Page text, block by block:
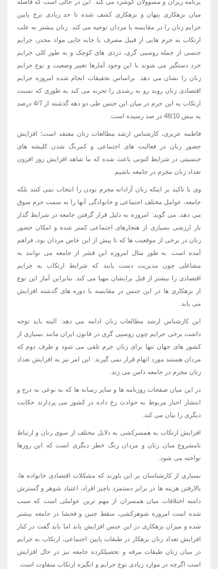
برنامه ریزان و مسوولان گوشزد می کند. این در حالی است که فاصله
میان بزهکاری پنهان و بزهکاری کشف شده تا حد زیادی نرخ پایین
جرایم زنان را در مقایسه با مردان توجیه می کند. زنان بیشتر به علت
ارتکاب به جرم هایی از قبیل مصرف یا جابه جایی مواد مخدر، جرایم
جنسی از جمله روسپی گری، دزدی های کوچک و به طور کلی جرایم
خرد دستگیر می شوند با این وجود آمارها تغییر وضعیت و نوع جرایم
زنان را نشان می دهد. براساس تحقیقات انجام شده امروزه جرایم
اقتصادی زنان روند رو به رشدی را تجربه می کند به طوری که نسبت
ارتکاب به این جرم در میان این جنس طی دو دهه گذشته از 4/7 درصد
به بیش 48/10 در صد رسیده است.
فاطمه عزیزی، کارشناس ارشد مطالعات زنان معتقد است؛ افزایش
حضور زنان در فعالیت های اجتماعی و کمرنگ شدن کلیشه های
جنسیتی در شرایط کنونی باعث شده که ما شاهد افزایش روز افزون
تعداد زنان مجرم در جامعه باشیم.
وی با تاکید بر اینکه زنان آزادانه مجرم بودن را انتخاب نمی کنند بلکه
جامعه، عوامل مختلف اجتماعی و خانوادگی آنها را به سمت جرم سوق
می دهد، می گوید: امروزه به دلیل قرار گرفتن جامعه در شرایط گذار
بار ارزشی بسیاری از هنجارهای اجتماعی کمتر شده و امکان حضور
زنان در برخی از موقعیت ها که تا پیش از این خاص مردان بود، فراهم
آمده است. به طور مثال امروزه این قشر از جامعه می توانند به
مشاغلی چون مدیریت دست یابند که شرایط ارتکاب به جرایم
اقتصادی را بیشتر از قبل برایشان مهیا می کند. بنابراین آمار این نوع
از بزهکاری ها در این جنس در مقایسه با دوره های گذشته افزایش
می یابد.
این کارشناس ارشد مطالعات زنان ادامه می دهد: البته باید توجه
داشت برخی جرایم چون روسپی گری در قانون ایران مانند بسیاری از
کشور های جهان تنها برای زنان جرم تلقی می شود و طرف دوم که
مردان هستند مورد اتهام قرار نمی گیرند. این امر نیز به افزایش تعداد
زنان مجرم در جامعه دامن می زند.
در این میان صفحات روزنامه ها و سایر رسانه ها که به نوعی به درج و
انتشار اخبار مربوط به حوادث رخ داده در کشور می پردازند حکایت
دیگری را بیان می کند.
افزایش ارتکاب به همسرکشی به دلایل مختلف از سوی زنان و ارتباط
نامشروع میان زنان و مردان زنگ خطر دیگری است که این روزها
نواخته می شود.
بسیاری از کارشناسان بر این باورند که مشکلات اقتصادی خانواده ها،
بالارفتن هزینه ها در برابر دستمزد ناچیز افراد، اعتیاد شوهر و گسترش
دامنه اختلافات میان همسران از مهم ترین عواملی است که سبب
شده است امروزه شوهرکشی، سقط جنین و فحشا در جامعه بیشتر
شده و میزان بزهکاری در این جنس افزایش یابد اما باید گفت در کنار
افزایش تعداد زنان بزهکار در طبقات پایین اجتماعی، ارتکاب به جرایم
در میان زنان طبقات مرفه و تحصیلکرده جامعه نیز در حال افزایش
است اگرچه در موارد زیادی نوع جرایم و انگیزه ارتکاب متفاوت است.